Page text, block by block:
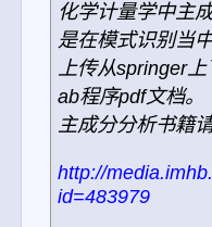
化学计量学中主
是在模式识别当
上传从springer
ab程序pdf文档。
主成分分析书籍
http://
id=483979